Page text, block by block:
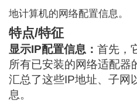
地计算机的网络配置信息。
特点/特征
显示IP配置信息：首先，
所有已安装的网络适配器
汇总了这些IP地址、子网
息。